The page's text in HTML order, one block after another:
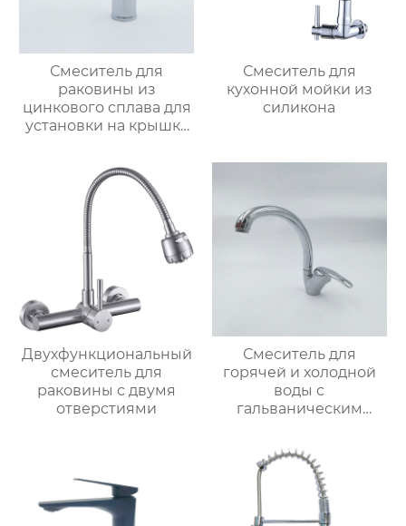
Смеситель для
раковины из
цинкового сплава для
установки на крышку
Смеситель для
кухонной мойки из
силикона
Двухфункциональный
смеситель для
раковины с двумя
отверстиями
Смеситель для
горячей и холодной
воды с
гальваническим
цинкового сплава